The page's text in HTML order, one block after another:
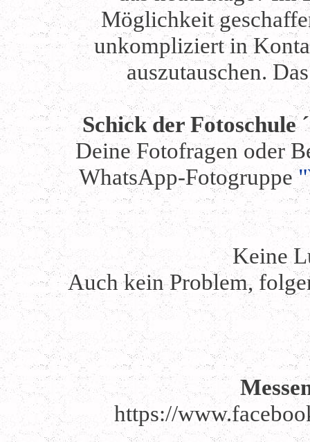
Möglichkeit
unkompliziert in
auszutauschen.
Schick der Fotoschule
Deine Fotofragen oder
WhatsApp-Fotogruppe
Keine
Auch kein Problem,
https://